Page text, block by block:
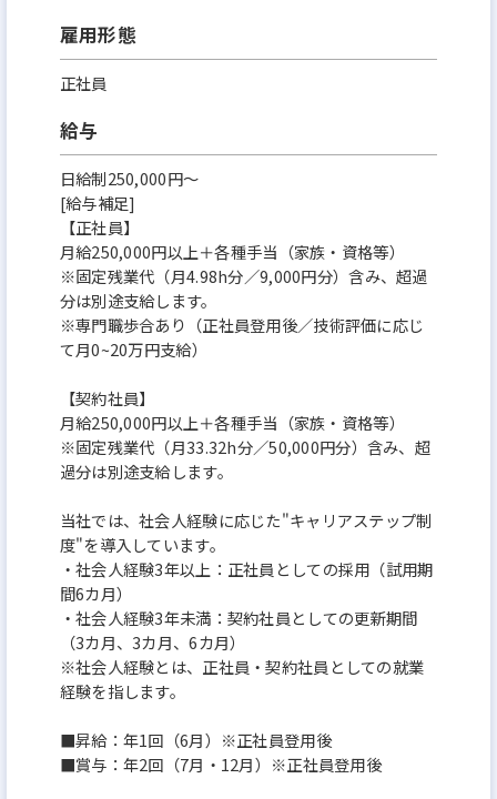
雇用形態
正社員
給与
日給制250,000円～
[給与補足]
【正社員】
月給250,000円以上＋各種手当（家族・資格等）
※固定残業代（月4.98h分／9,000円分）含み、超過
分は別途支給します。
※専門職歩合あり（正社員登用後／技術評価に応じ
て月0~20万円支給）
【契約社員】
月給250,000円以上＋各種手当（家族・資格等）
※固定残業代（月33.32h分／50,000円分）含み、超
過分は別途支給します。
当社では、社会人経験に応じた"キャリアステップ制
度"を導入しています。
・社会人経験3年以上：正社員としての採用（試用期
間6カ月）
・社会人経験3年未満：契約社員としての更新期間
（3カ月、3カ月、6カ月）
※社会人経験とは、正社員・契約社員としての就業
経験を指します。
■昇給：年1回（6月）※正社員登用後
■賞与：年2回（7月・12月）※正社員登用後